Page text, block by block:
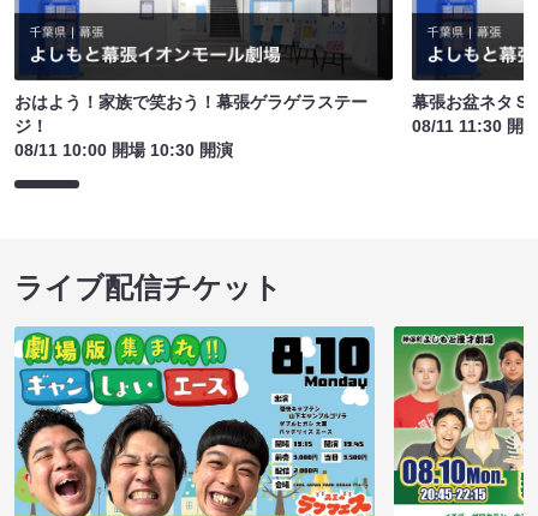
おはよう！家族で笑おう！幕張ゲラゲラステー
ジ！
08/11 10:00 開場 10:30 開演
幕張お盆ネタＳ
08/11 11:30 開
ライブ配信チケット